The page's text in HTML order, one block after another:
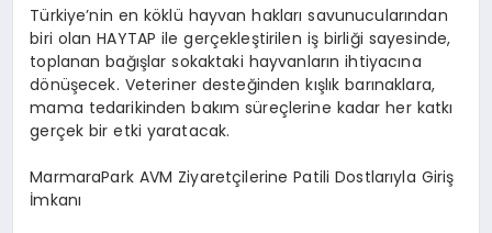
Türkiye’nin en köklü hayvan hakları savunucularından
biri olan HAYTAP ile gerçekleştirilen iş birliği sayesinde,
toplanan bağışlar sokaktaki hayvanların ihtiyacına
dönüşecek. Veteriner desteğinden kışlık barınaklara,
mama tedarikinden bakım süreçlerine kadar her katkı
gerçek bir etki yaratacak.
MarmaraParkAVM ZiyaretçilerinePatili Dostlarıyla Giriş
İmkanı